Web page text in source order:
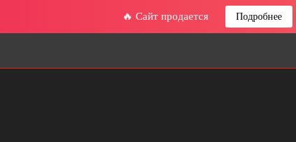
🔥 Сайт продается Подробнее